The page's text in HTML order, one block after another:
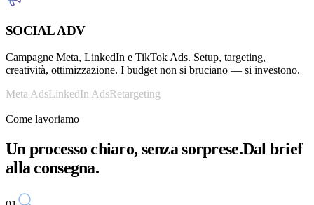
SOCIAL ADV
Campagne Meta, LinkedIn e TikTok Ads. Setup, targeting,
creatività, ottimizzazione. I budget non si bruciano — si investono.
Meta AdsLinkedIn AdsRetargeting
Come lavoriamo
Un processo chiaro, senza sorprese.Dal brief
alla consegna.